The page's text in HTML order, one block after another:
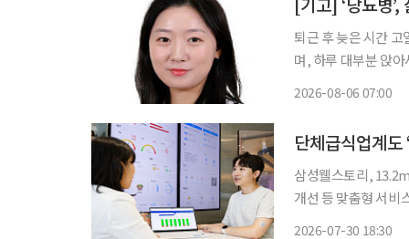
퇴근 후 늦은 시간
며, 하루 대부분 앉아
2026-08-06 07:00
삼성웰스토리,
개선 등 맞춤형 서비스
2026-07-30 18:30